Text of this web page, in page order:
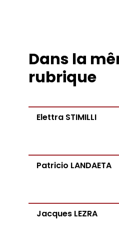
Dans la
rubrique
Elettra STIMILLI
Patricio LANDAETA
Jacques LEZRA